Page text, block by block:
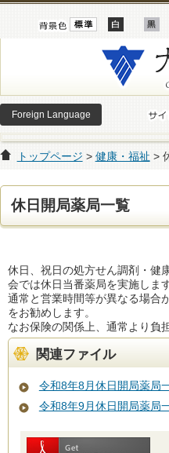
Foreign Language
トップページ > 健康・福祉 >
休日開局薬局一覧
休日、祝日の処方せん調剤・健
会では休日当番薬局を実施します
通常と営業時間等が異なる場合
をお勧めします。
なお保険の関係上、通常より負
関連ファイル
令和8年8月休日開局薬局
令和8年9月休日開局薬局